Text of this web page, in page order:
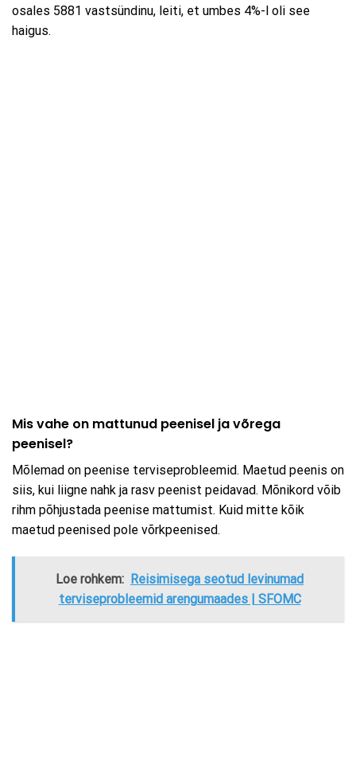
osales 5881 vastsündinu, leiti, et umbes 4%-l oli see
haigus.
Mis vahe on mattunud peenisel ja võrega
peenisel?
Mõlemad on peenise terviseprobleemid. Maetud peenis on
siis, kui liigne nahk ja rasv peenist peidavad. Mõnikord võib
rihm põhjustada peenise mattumist. Kuid mitte kõik
maetud peenised pole võrkpeenised.
Loe rohkem: Reisimisega seotud levinumad
terviseprobleemid arengumaades | SFOMC